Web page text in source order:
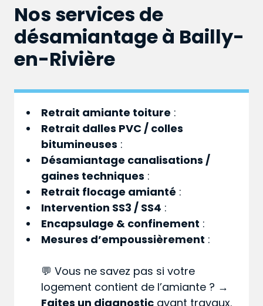
Nos services de
désamiantage à Bailly-
en-Rivière
Retrait amiante toiture :
Retrait dalles PVC / colles
bitumineuses :
Désamiantage canalisations /
gaines techniques :
Retrait flocage amianté :
Intervention SS3 / SS4 :
Encapsulage & confinement :
Mesures d’empoussièrement :
💬 Vous ne savez pas si votre
logement contient de l’amiante ? →
Faites un diagnostic avant travaux.